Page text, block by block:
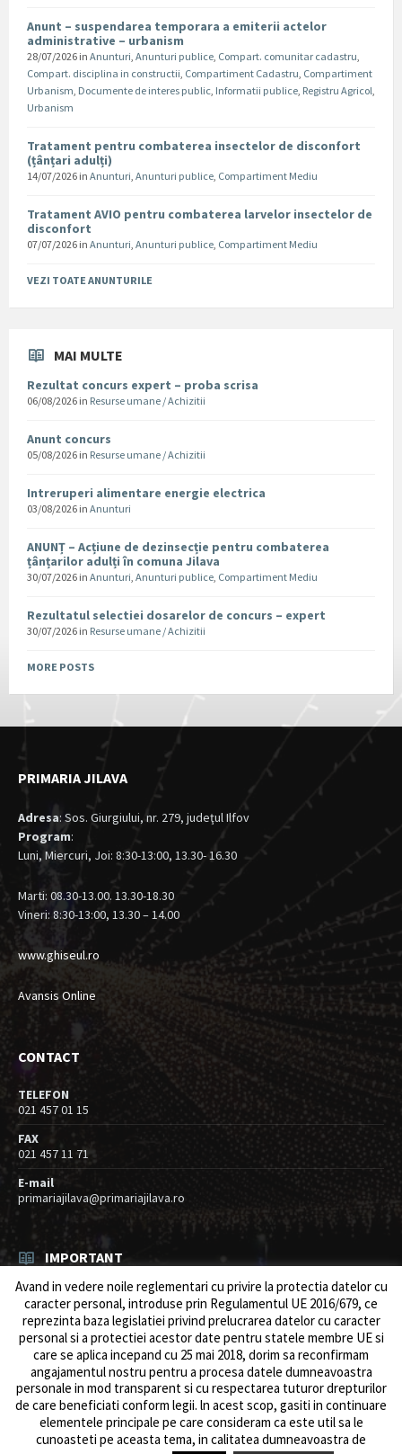
Anunt – suspendarea temporara a emiterii actelor
administrative – urbanism
28/07/2026 in Anunturi, Anunturi publice, Compart. comunitar cadastru,
Compart. disciplina in constructii, Compartiment Cadastru, Compartiment
Urbanism, Documente de interes public, Informatii publice, Registru Agricol,
Urbanism
Tratament pentru combaterea insectelor de disconfort
(țânțari adulți)
14/07/2026 in Anunturi, Anunturi publice, Compartiment Mediu
Tratament AVIO pentru combaterea larvelor insectelor de
disconfort
07/07/2026 in Anunturi, Anunturi publice, Compartiment Mediu
VEZI TOATE ANUNTURILE
MAI MULTE
Rezultat concurs expert – proba scrisa
06/08/2026 in Resurse umane / Achizitii
Anunt concurs
05/08/2026 in Resurse umane / Achizitii
Intreruperi alimentare energie electrica
03/08/2026 in Anunturi
ANUNȚ – Acțiune de dezinsecție pentru combaterea
țânțarilor adulți în comuna Jilava
30/07/2026 in Anunturi, Anunturi publice, Compartiment Mediu
Rezultatul selectiei dosarelor de concurs – expert
30/07/2026 in Resurse umane / Achizitii
MORE POSTS
PRIMARIA JILAVA
Adresa: Sos. Giurgiului, nr. 279, judeţul Ilfov
Program:
Luni, Miercuri, Joi: 8:30-13:00, 13.30- 16.30
Marti: 08.30-13.00. 13.30-18.30
Vineri: 8:30-13:00, 13.30 – 14.00
www.ghiseul.ro
Avansis Online
CONTACT
TELEFON
021 457 01 15
FAX
021 457 11 71
E-mail
primariajilava@primariajilava.ro
IMPORTANT
Rezultat concurs expert – proba scrisa
06/08/2026 inResurse umane / Achizitii
Anunt concurs
05/08/2026 Resurse umane / Achizitii
© 2026 Primăria Comunei Jilava. Dev byows.ro
Avand in vedere noile reglementari cu privire la protectia datelor cu
caracter personal, introduse prin Regulamentul UE 2016/679, ce
reprezinta baza legislatiei privind prelucrarea datelor cu caracter
personal si a protectiei acestor date pentru statele membre UE si
care se aplica incepand cu 25 mai 2018, dorim sa reconfirmam
angajamentul nostru pentru a procesa datele dumneavoastra
personale in mod transparent si cu respectarea tuturor drepturilor
de care beneficiati conform legii. ln acest scop, gasiti in continuare
elementele principale pe care consideram ca este util sa le
cunoasteti pe aceasta tema, in calitatea dumneavoastra de